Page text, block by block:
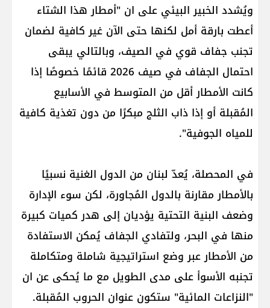
ويُشدد الخبير البيئي على ان "أمطار هذا الشتاء
أعطت بارقة أمل لكنها حتى الآن غير كافية لضمان
تجنب جفاف قوي في الصيف، وبالتالي يبقى
احتمال الجفاف في صيف 2026 قائمًا خصوصًا إذا
كانت الأمطار أقل من المتوسط في الأسابيع
المُقبلة أو إذا ذاب الثلج مبكرًا من دون تغذية كافية
للمياه الجوفية".
في المحصلة، يُعدّ لبنان من الدول الغنية نسبيًا
بالأمطار مقارنة بالدول المُجاورة، لكن سوء الإدارة
وضعف البنية التحتية يؤديان إلى هدر كميات كبيرة
منها في البحر، ولتفادي الجفاف يُمكن الاستفادة
من الأمطار عبر وضع استراتيجية شاملة ومتكاملة
تجنبه الأسوأ على مدى الطويل مع ما يُحكى عن ان
"النزاعات المائية" ستكون عنوان الحروب المُقبلة.